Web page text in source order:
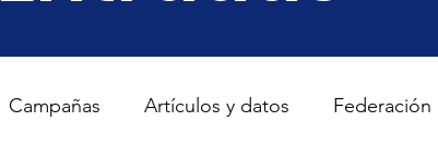
Campañas Artículos y datos Federación